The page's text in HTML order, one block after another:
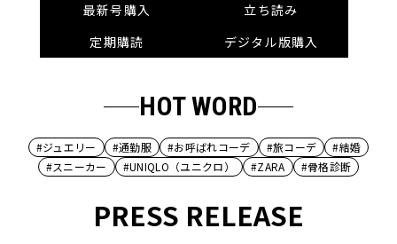
最新号購入
立ち読み
定期購読
デジタル版購入
HOT WORD
#ジュエリー #通勤服 #お呼ばれコーデ #旅コーデ
#結婚
#スニーカー
#UNIQLO（ユニクロ） #ZARA #骨格診断
PRESS RELEASE